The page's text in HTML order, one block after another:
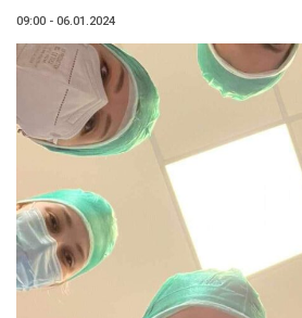
09:00 - 06.01.2024